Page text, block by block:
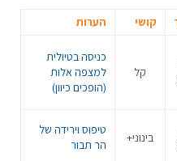
קושי הערות
קל
כניסה בטיולית
למצפה אלות
(הופכים כיוון)
בינוני+
טיפוס וירידה של
הר תבור